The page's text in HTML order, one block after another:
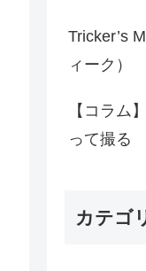
Tricker’s
ィーク）
【コラム
って撮る
カテゴ